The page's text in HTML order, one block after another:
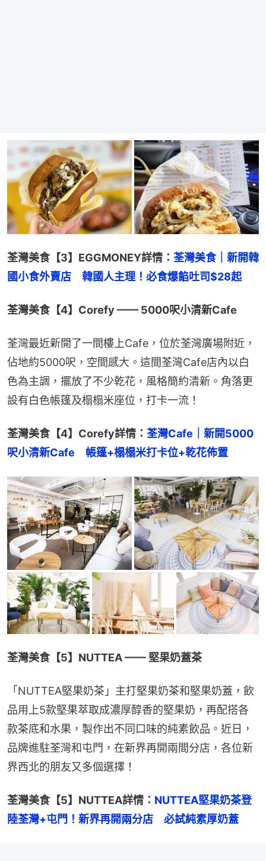
荃灣美食【3】EGGMONEY詳情： 荃灣美食｜新開韓
國小食外賣店　韓國人主理！必食爆餡吐司$28起
荃灣美食【4】Corefy —— 5000呎小清新Cafe
荃灣最近新開了一間樓上Cafe，位於荃灣廣場附近，
佔地約5000呎，空間感大。這間荃灣Cafe店內以白
色為主調，擺放了不少乾花，風格簡約清新。角落更
設有白色帳篷及榻榻米座位，打卡一流！
荃灣美食【4】Corefy詳情： 荃灣Cafe｜新開5000
呎小清新Cafe　帳篷+榻榻米打卡位+乾花佈置
荃灣美食【5】NUTTEA —— 堅果奶蓋茶
「NUTTEA堅果奶茶」主打堅果奶茶和堅果奶蓋，飲
品用上5款堅果萃取成濃厚醇香的堅果奶，再配搭各
款茶底和水果，製作出不同口味的純素飲品。近日，
品牌進駐荃灣和屯門，在新界再開兩間分店，各位新
界西北的朋友又多個選擇！
荃灣美食【5】NUTTEA詳情： NUTTEA堅果奶茶登
陸荃灣+屯門！新界再開兩分店　必試純素厚奶蓋